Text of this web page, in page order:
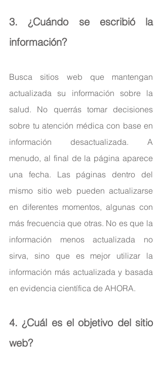
3. ¿Cuándo se escribió la
información?
Busca sitios web que mantengan
actualizada su información sobre la
salud. No querrás tomar decisiones
sobre tu atención médica con base en
información desactualizada. A
menudo, al final de la página aparece
una fecha. Las páginas dentro del
mismo sitio web pueden actualizarse
en diferentes momentos, algunas con
más frecuencia que otras. No es que la
información menos actualizada no
sirva, sino que es mejor utilizar la
información más actualizada y basada
en evidencia científica de AHORA.
4. ¿Cuál es el objetivo del sitio
web?